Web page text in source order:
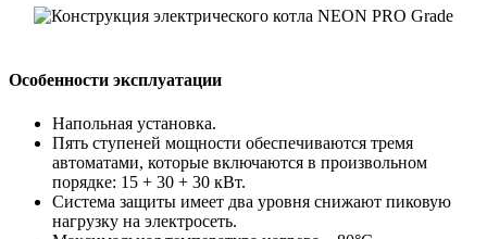
Особенности эксплуатации
Напольная установка.
Пять ступеней мощности обеспечиваются тремя
автоматами, которые включаются в произвольном
порядке: 15 + 30 + 30 кВт.
Система защиты имеет два уровня снижают пиковую
нагрузку на электросеть.